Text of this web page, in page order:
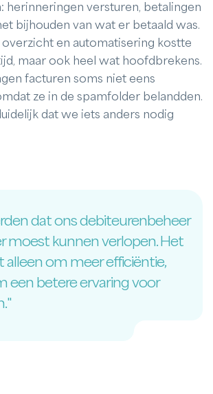
herinneringen versturen, betalingen
bijhouden van wat er betaald was.
en automatisering kostte
maar ook heel wat hoofdbrekens.
facturen soms niet eens
ze in de spamfolder belandden.
dat we iets anders nodig
dat ons debiteurenbeheer
moest kunnen verlopen. Het
alleen om meer efficiëntie,
een betere ervaring voor